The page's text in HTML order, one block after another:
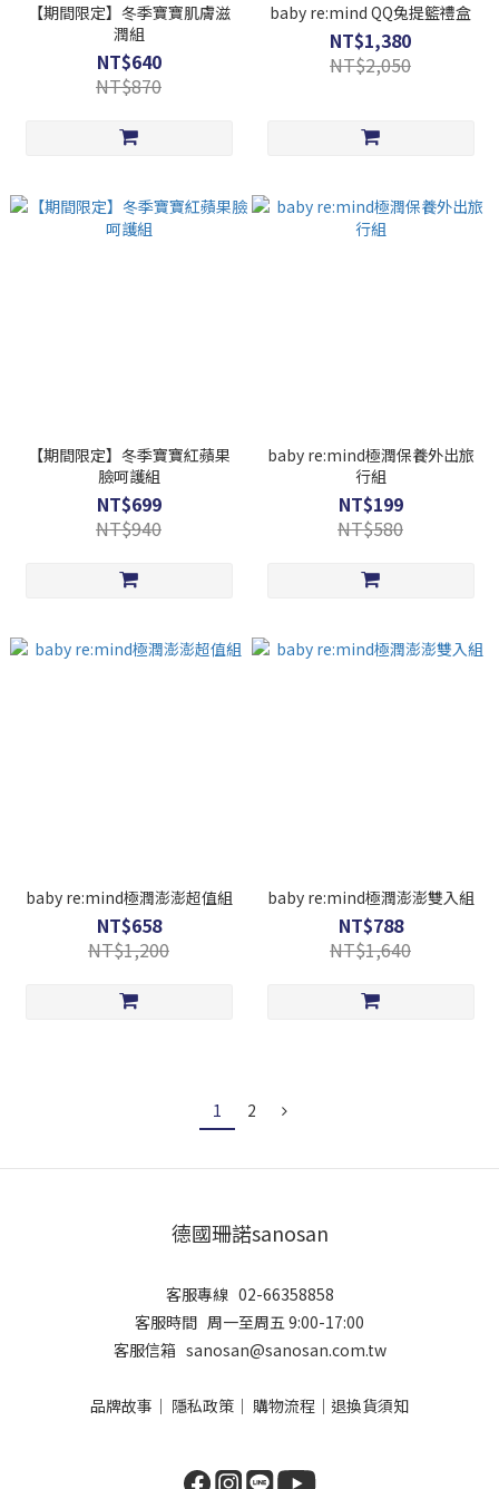
【期間限定】冬季寶寶肌膚滋
潤組
NT$640
NT$870
baby re:mind QQ兔提籃禮盒
NT$1,380
NT$2,050
【期間限定】冬季寶寶紅蘋果
臉呵護組
NT$699
NT$940
baby re:mind極潤保養外出旅
行組
NT$199
NT$580
baby re:mind極潤澎澎超值組
NT$658
NT$1,200
baby re:mind極潤澎澎雙入組
NT$788
NT$1,640
1 2
德國珊諾sanosan
客服專線 02-66358858
客服時間 周一至周五 9:00-17:00
客服信箱 sanosan@sanosan.com.tw
品牌故事 ｜ 隱私政策 ｜ 購物流程 ｜ 退換貨須知